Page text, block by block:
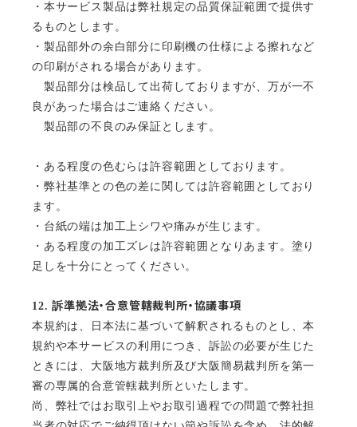
・本サービス製品は弊社規定の品質保証範囲で提供す
るものとします。
・製品部外の余白部分に印刷機の仕様による擦れなど
の印刷がされる場合があります。
製品部分は検品して出荷しておりますが、万が一不
良があった場合はご連絡ください。
製品部の不良のみ保証とします。
・ある程度の色むらは許容範囲としております。
・弊社基準との色の差に関しては許容範囲としており
ます。
・台紙の端は加工上シワや痛みが生じます。
・ある程度の加工ズレは許容範囲となりあます。塗り
足しを十分にとってください。
12. 訴準拠法・合意管轄裁判所・協議事項
本規約は、日本法に基づいて解釈されるものとし、本
規約や本サービスの利用につき、訴訟の必要が生じた
ときには、大阪地方裁判所及び大阪簡易裁判所を第一
審の専属的合意管轄裁判所といたします。
尚、弊社ではお取引上やお取引過程での問題で弊社担